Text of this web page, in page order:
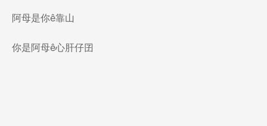
阿母是你ê靠山
你是阿母ê心肝仔囝